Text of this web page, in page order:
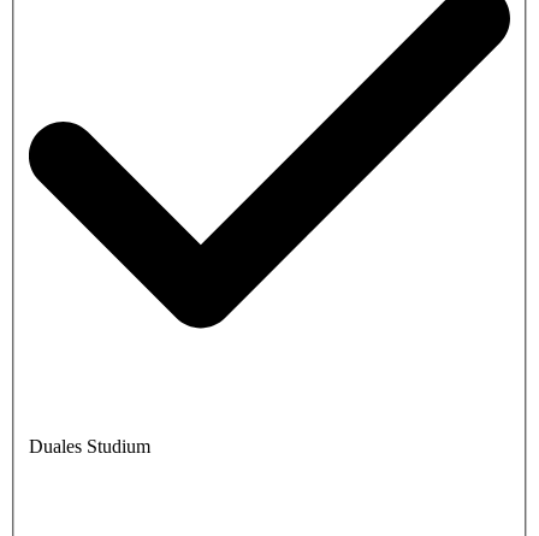
Duales Studium